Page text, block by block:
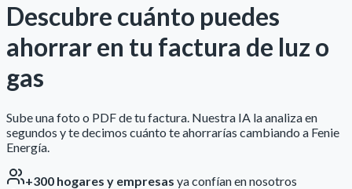
Descubre cuánto puedes
ahorraren tu factura de luz o
gas
Sube una foto o PDF de tu factura. Nuestra IA la analiza en
segundos y te decimos cuánto te ahorrarías cambiando a Fenie
Energía.
+300 hogares y empresas ya confían en nosotros